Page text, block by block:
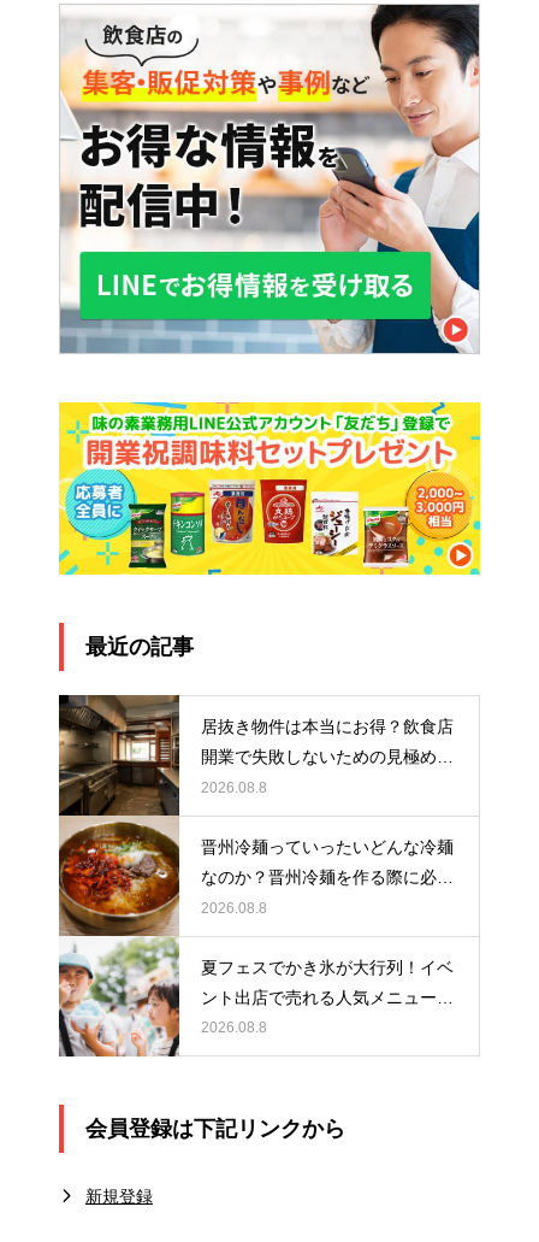
最近の記事
居抜き物件は本当にお得？飲食店
開業で失敗しないための見極め方
と厨房機器選びを解説
2026.08.8
晋州冷麺っていったいどんな冷麺
なのか？晋州冷麺を作る際に必要
なアイテムとは？
2026.08.8
夏フェスでかき氷が大行列！イベ
ント出店で売れる人気メニュー作
りのポイント
2026.08.8
会員登録は下記リンクから
新規登録